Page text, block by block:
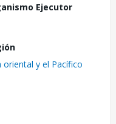
Ejecutor
oriental y el Pacífico